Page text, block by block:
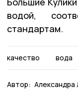
водой,
стандартам.
качество вода
Автор: Александра